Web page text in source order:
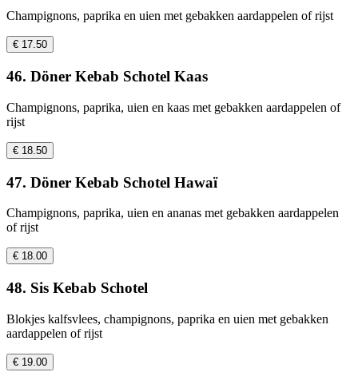
Champignons, paprika en uien met gebakken aardappelen of rijst
€ 17.50
46. Döner Kebab Schotel Kaas
Champignons, paprika, uien en kaas met gebakken aardappelen of
rijst
€ 18.50
47. Döner Kebab Schotel Hawaï
Champignons, paprika, uien en ananas met gebakken aardappelen
of rijst
€ 18.00
48. Sis Kebab Schotel
Blokjes kalfsvlees, champignons, paprika en uien met gebakken
aardappelen of rijst
€ 19.00